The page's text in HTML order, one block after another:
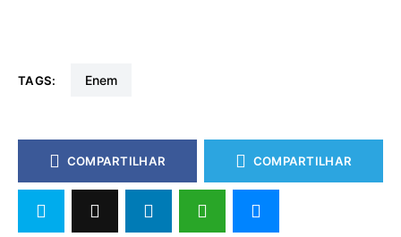
TAGS: enem
COMPARTILHAR COMPARTILHAR